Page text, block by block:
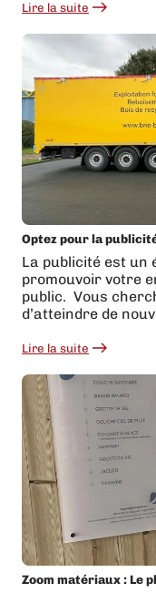
Lire la suite
:
enseigne
publicitaire,
forte
de
votre
commerce
en
Normandie
Optez pour la
La publicité est un
promouvoir votre
public. Vous
d’atteindre de
Lire la suite
:
pour
publicité
véhicule
à
Caen
Zoom matériaux : Le